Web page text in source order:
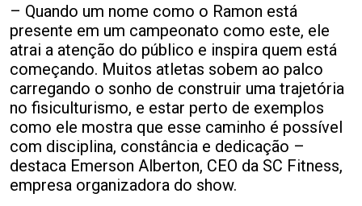
– Quando um nome como o Ramon está
presente em um campeonato como este, ele
atrai a atenção do público e inspira quem está
começando. Muitos atletas sobem ao palco
carregando o sonho de construir uma trajetória
no fisiculturismo, e estar perto de exemplos
como ele mostra que esse caminho é possível
com disciplina, constância e dedicação –
destaca Emerson Alberton, CEO da SC Fitness,
empresa organizadora do show.